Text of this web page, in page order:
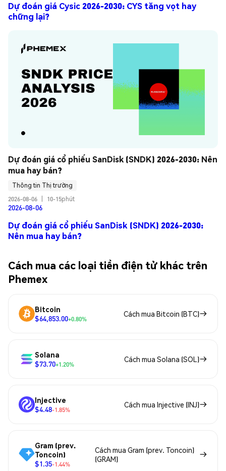
Dự đoán giá Cysic 2026-2030: CYS tăng vọt hay
chững lại?
Dự đoán giá cổ phiếu SanDisk (SNDK) 2026-2030: Nên
mua hay bán?
Thông tin Thị trường
2026-08-06
10-15phút
2026-08-06
Dự đoán giá cổ phiếu SanDisk (SNDK) 2026-2030:
Nên mua hay bán?
Cách mua các loại tiền điện tử khác trên
Phemex
Bitcoin
$64,853.00+0.80%
Cách mua Bitcoin (BTC)
Solana
$73.70+1.20%
Cách mua Solana (SOL)
Injective
$4.48-1.85%
Cách mua Injective (INJ)
Gram (prev.
Toncoin)
$1.35-1.44%
Cách mua Gram (prev. Toncoin)
(GRAM)